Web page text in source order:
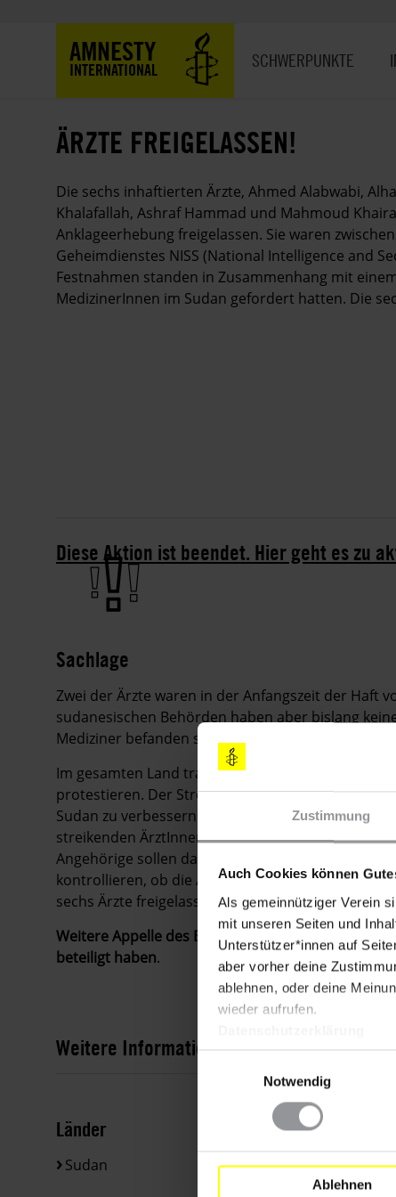
Zustimmung
Auch Cookies können
Als gemeinnütziger Verein
mit unseren Seiten und
Unterstützer*innen auf
aber vorher deine
ablehnen, oder deine
wieder aufrufen.
Notwendig
Ablehnen
AMNESTY
INTERNATIONAL SCHWERPUNKTE
ÄRZTE FREIGELASSEN!
Die sechs inhaftierten Ärzte, Ahmed Alabwabi,
Khalafallah, Ashraf Hammad und Mahmoud
Anklageerhebung freigelassen. Sie waren
Geheimdienstes NISS (National Intelligence and
Festnahmen standen in Zusammenhang mit
MedizinerInnen im Sudan gefordert hatten. Die
Diese Aktion ist beendet. Hier geht es zu
Sachlage
Zwei der Ärzte waren in der Anfangszeit der Haft
sudanesischen Behörden haben aber bislang
Mediziner befanden sich an einem unbekannten
Im gesamten Land traten ÄrztInnen am 2. Juni in
protestieren. Der Streik erzielte nicht die
Sudan zu verbessern. Die Behörden sollen
streikenden ÄrztInnen ihre Arbeit wieder
Angehörige sollen daraufhin die Krankenhäuser
kontrollieren, ob die ÄrztInnen ihre Arbeit wieder
sechs Ärzte freigelassen.
Weitere Appelle des Eilaktionsnetzes sind nicht
beteiligt haben.
Weitere Informationen
Länder
Sudan